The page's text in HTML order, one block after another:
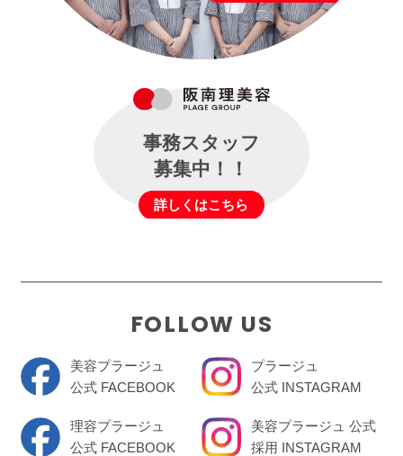
事務スタッフ
募集中！！
詳しくはこちら
FOLLOW US
美容プラージュ
公式 FACEBOOK
理容プラージュ
公式 FACEBOOK
プラージュ
公式 INSTAGRAM
美容プラージュ 公式
採用 INSTAGRAM